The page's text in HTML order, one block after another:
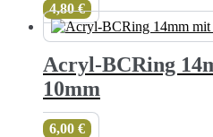
4,80€
Acryl-BCRing
10mm
6,00 €